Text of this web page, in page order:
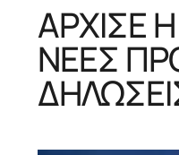
ΑΡΧΙΣΕ
ΝΕΕΣ